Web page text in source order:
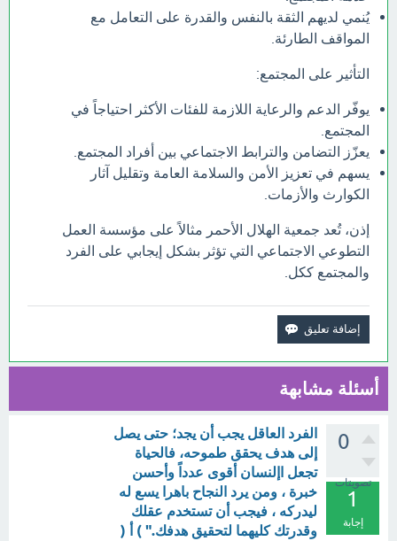
يُنمي لديهم الثقة بالنفس والقدرة على التعامل مع
المواقف الطارئة.
التأثير على المجتمع:
يوفّر الدعم والرعاية اللازمة للفئات الأكثر احتياجاً في
المجتمع.
يعزّز التضامن والترابط الاجتماعي بين أفراد المجتمع.
يسهم في تعزيز الأمن والسلامة العامة وتقليل آثار
الكوارث والأزمات.
إذن، تُعد جمعية الهلال الأحمر مثالاً على مؤسسة العمل
التطوعي الاجتماعي التي تؤثر بشكل إيجابي على الفرد
والمجتمع ككل.
أسئلة مشابهة
0
تصويتات
1
إجابة
الفرد العاقل يجب أن يجد؛ حتى يصل
إلى هدف يحقق طموحه، فالحياة
تجعل اإلنسان أقوى عدداً وأحسن
خبرة ، ومن يرد النجاح باهرا يسع له
ليدركه ، فيجب أن تستخدم عقلك
وقدرتك كليهما لتحقيق هدفك." ) أ (